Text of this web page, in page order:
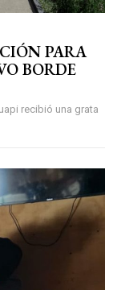
PARA
BORDE
recibió una grata